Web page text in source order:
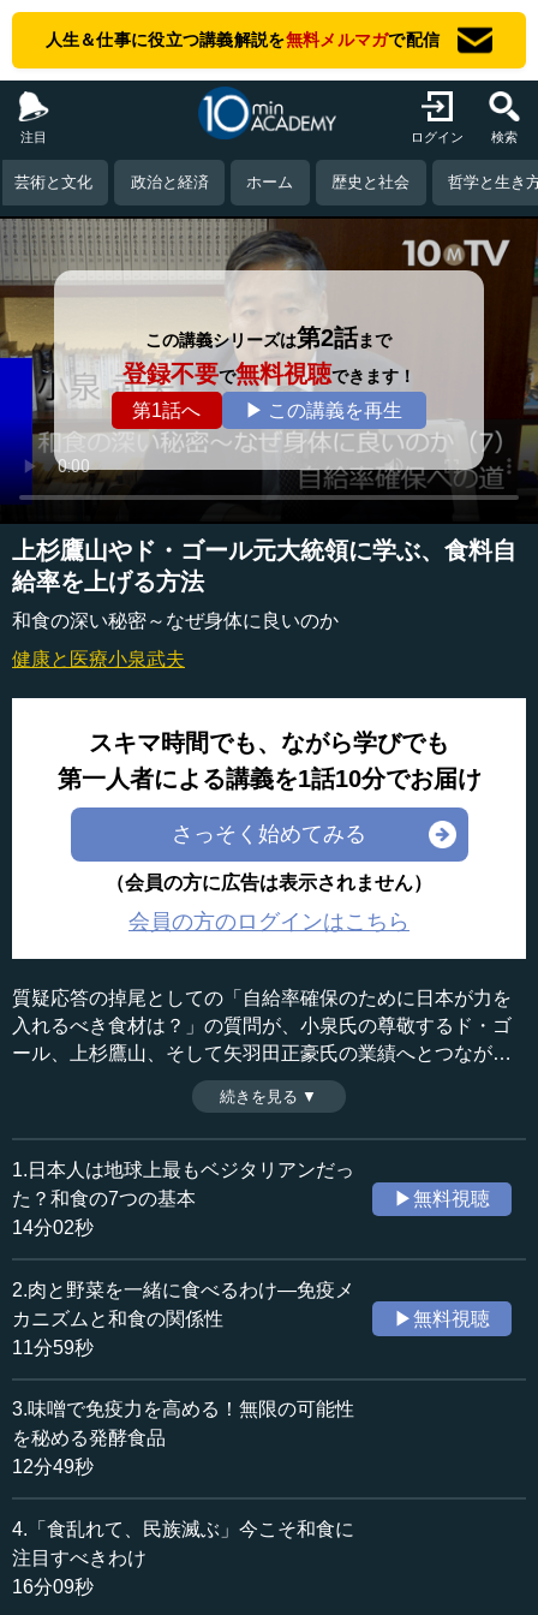
人生＆仕事に役立つ講義解説を無料メルマガで配信
注目 ログイン 検索
芸術と文化 政治と経済 ホーム 歴史と社会 哲学と生き
この講義シリーズは第2話まで
登録不要で無料視聴できます！
第1話へ ▶ この講義を再生
上杉鷹山やド・ゴール元大統領に学ぶ、食料自
給率を上げる方法
和食の深い秘密～なぜ身体に良いのか
健康と医療小泉武夫
スキマ時間でも、ながら学びでも
第一人者による講義を1話10分でお届け
さっそく始めてみる
（会員の方に広告は表示されません）
会員の方のログインはこちら
質疑応答の掉尾としての「自給率確保のために日本が力を
入れるべき食材は？」の質問が、小泉氏の尊敬するド・ゴ
ール、上杉鷹山、そして矢羽田正豪氏の業績へとつながっ
た。答えは「農家が潤う農業」をすれば、自給率問題は解
消できるということだ。ラストの一問は「芋焼酎に合う最
高の和食」である。（全7話中第7話）
※インタビュアー：川上達史（テンミニッツTV編集長）
収録日：2023年1月24日
追加日：2023年5月20日
カテゴリー：
社会・福祉
≪全文≫
●自給率確保のために日本が力を入れるべき食材は？
思いますが、今度は日本の自給率のお話が来ています。
「現在、日本の自給率は残念ながら低い状況である。この
和食というものを維持していくため、安定的な確保のため
には、日本はどの食材に力を入れたらいいのか。そして、
自給率を向上させるべきだと先生がお考えになる食材は、
何でしょうか」ということです。
続きを見る ▼
1.日本人は地球上最もベジタリアンだっ
た？和食の7つの基本
14分02秒
▶無料視聴
2.肉と野菜を一緒に食べるわけ―免疫メ
カニズムと和食の関係性
11分59秒
▶無料視聴
3.味噌で免疫力を高める！無限の可能性
を秘める発酵食品
12分49秒
4.「食乱れて、民族滅ぶ」今こそ和食に
注目すべきわけ
16分09秒